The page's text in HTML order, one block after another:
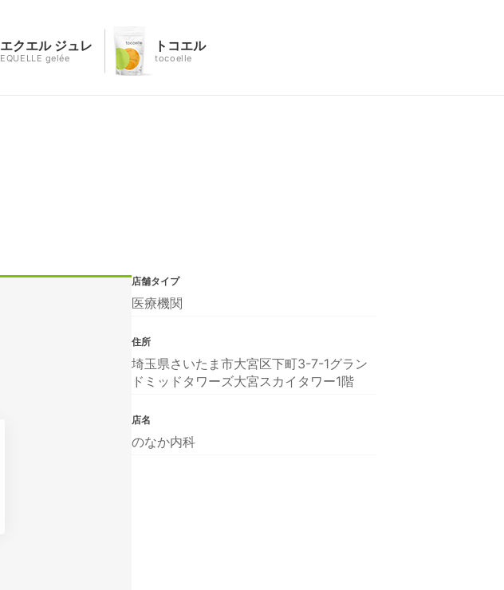
エクエル ジュレ
EQUELLE gelée
トコエル
tocoelle
店舗タイプ
医療機関
住所
埼玉県さいたま市大宮区下町3-7-1グラン
ドミッドタワーズ大宮スカイタワー1階
店名
のなか内科